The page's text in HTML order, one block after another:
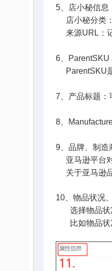
5、店小秘信息
店小秘分类
来源URL：
6、ParentSKU
ParentSKU
7、产品标题：
8、
9、品牌、制造
亚马逊平台
关于亚马逊
10、物品状况
选择物品状
比如物品状